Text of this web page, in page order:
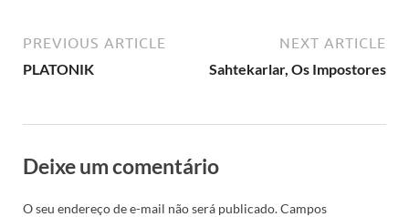
PREVIOUS ARTICLE
PLATONIK
NEXT ARTICLE
Sahtekarlar, Os Impostores
Deixe um comentário
O seu endereço de e-mail não será publicado.Campos